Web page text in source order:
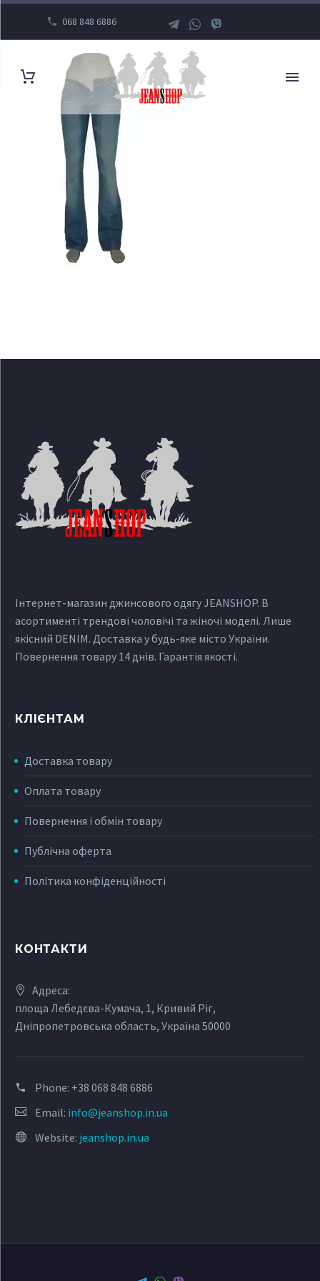
068 848 6886
Інтернет-магазин джинсового одягу JEANSHOP. В
асортименті трендові чоловічі та жіночі моделі. Лише
якісний DENIM. Доставка у будь-яке місто України.
Повернення товару 14 днів. Гарантія якості.
КЛІЄНТАМ
Доставка товару
Оплата товару
Повернення і обмін товару
Публічна оферта
Політика конфіденційності
КОНТАКТИ
Адреса:
площа Лебедєва-Кумача, 1, Кривий Ріг,
Дніпропетровська область, Україна 50000
Phone: +38 068 848 6886
Email: info@jeanshop.in.ua
Website: jeanshop.in.ua